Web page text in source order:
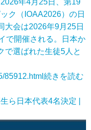
年4月25日、第19
ク（IOAA2026）の日
大会は2026年9月25日
で開催される。日本か
で選ばれた生徒5人と
85912.html 続きを読む
ら日本代表4名決定 |